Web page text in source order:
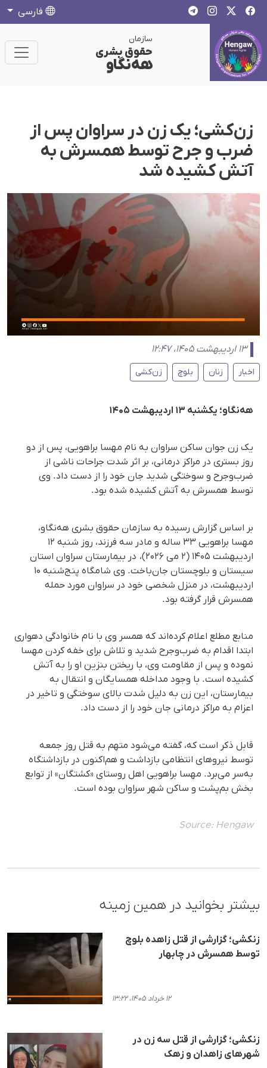
فارسی
سازمان
حقوق بشری
هەنگاو
زن‌کشی؛ یک زن در سراوان پس از
ضرب و جرح توسط همسرش به
آتش کشیده شد
۱۳ اردیبهشت ۱۴۰۵، ۱۲:۴۷
اخبار زنان بلوچ زن‌کشی
هه‌نگاو؛ یکشنبه ۱۳ اردیبهشت ۱۴۰۵
یک زن جوان ساکن سراوان به نام مهسا براهویی، پس از دو
روز بستری در مراکز درمانی، بر اثر شدت جراحات ناشی از
ضرب‌وجرح و سوختگی شدید جان خود را از دست داد. وی
توسط همسرش به آتش کشیده شده بود.
بر اساس گزارش رسیده به سازمان حقوق بشری هه‌نگاو،
مهسا براهویی ۳۳ ساله و مادر سه فرزند، روز شنبه ۱۲
اردیبهشت ۱۴۰۵ (۲ می ۲۰۲۶)، در بیمارستان سراوان استان
سیستان و بلوچستان جان‌باخت. وی شامگاه پنج‌شنبه ۱۰
اردیبهشت، در منزل شخصی خود در سراوان مورد حمله
همسرش قرار گرفته بود.
منابع مطلع اعلام کرده‌اند که همسر وی با نام خانوادگی دهواری
ابتدا اقدام به ضرب‌وجرح شدید و تلاش برای خفه کردن مهسا
نموده و پس از مقاومت وی، با ریختن بنزین او را به آتش
کشیده است. با وجود مداخله همسایگان و انتقال به
بیمارستان، این زن به دلیل شدت بالای سوختگی و تاخیر در
اعزام به مراکز درمانی جان خود را از دست داد.
قابل ذکر است که، گفته می‌شود متهم به قتل روز جمعه
توسط نیروهای انتظامی بازداشت و هم‌اکنون در بازداشتگاه
به‌سر می‌برد. مهسا براهویی اهل روستای «کشتگان» از توابع
بخش بم‌پشت و ساکن شهر سراوان بوده است.
Source: Hengaw
بیشتر بخوانید در همین زمینه
زنکشی؛ گزارشی از قتل زاهده بلوچ
توسط همسرش در چابهار
۱۲ خرداد ۱۴۰۵، ۱۳:۲۲
زنکشی؛ گزارشی از قتل سه زن در
شهرهای زاهدان و زهک